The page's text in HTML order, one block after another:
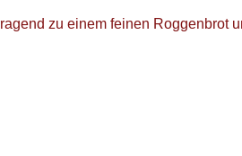
zu einem feinen Roggenbrot